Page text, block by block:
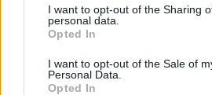
I want to opt-out of the Sharing
personal data.
Opted In
I want to opt-out of the Sale of
Personal Data.
Opted In
A keresett cikk a portfolio.hu
tartozik, melynek olvasása
regisztrációhoz kötött.
Az előfizetés a következőket